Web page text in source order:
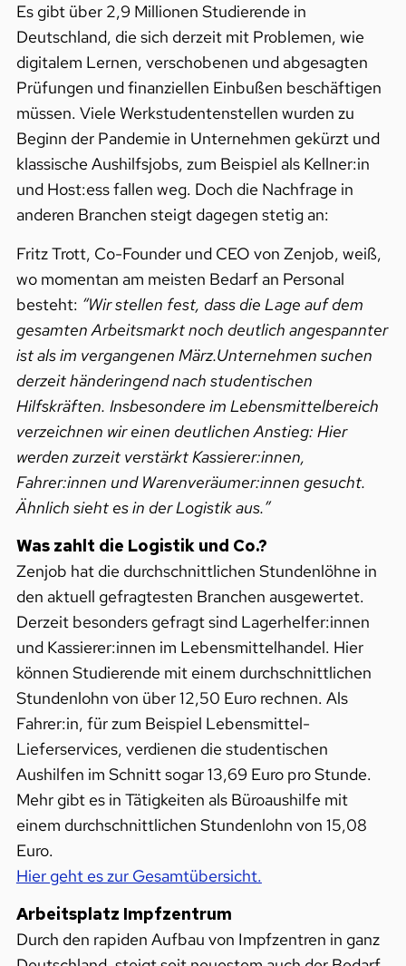
Es gibt über 2,9 Millionen Studierende in
Deutschland, die sich derzeit mit Problemen, wie
digitalem Lernen, verschobenen und abgesagten
Prüfungen und finanziellen Einbußen beschäftigen
müssen. Viele Werkstudentenstellen wurden zu
Beginn der Pandemie in Unternehmen gekürzt und
klassische Aushilfsjobs, zum Beispiel als Kellner:in
und Host:ess fallen weg. Doch die Nachfrage in
anderen Branchen steigt dagegen stetig an:
Fritz Trott, Co-Founder und CEO von Zenjob, weiß,
wo momentan am meisten Bedarf an Personal
besteht: “Wir stellen fest, dass die Lage auf dem
gesamten Arbeitsmarkt noch deutlich angespannter
ist als im vergangenen März.Unternehmen suchen
derzeit händeringend nach studentischen
Hilfskräften. Insbesondere im Lebensmittelbereich
verzeichnen wir einen deutlichen Anstieg: Hier
werden zurzeit verstärkt Kassierer:innen,
Fahrer:innen und Warenveräumer:innen gesucht.
Ähnlich sieht es in der Logistik aus.”
Was zahlt die Logistik und Co.?
Zenjob hat die durchschnittlichen Stundenlöhne in
den aktuell gefragtesten Branchen ausgewertet.
Derzeit besonders gefragt sind Lagerhelfer:innen
und Kassierer:innen im Lebensmittelhandel. Hier
können Studierende mit einem durchschnittlichen
Stundenlohn von über 12,50 Euro rechnen. Als
Fahrer:in, für zum Beispiel Lebensmittel-
Lieferservices, verdienen die studentischen
Aushilfen im Schnitt sogar 13,69 Euro pro Stunde.
Mehr gibt es in Tätigkeiten als Büroaushilfe mit
einem durchschnittlichen Stundenlohn von 15,08
Euro.
Hier geht es zur Gesamtübersicht.
Arbeitsplatz Impfzentrum
Durch den rapiden Aufbau von Impfzentren in ganz